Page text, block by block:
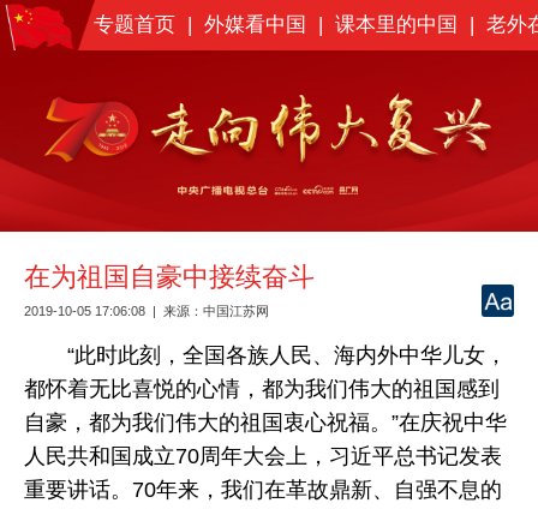
专题首页 |外媒看中国 |课本里的中国 |老外
在为祖国自豪中接续奋斗
2019-10-05 17:06:08| 来源： 中国江苏网
“此时此刻，全国各族人民、海内外中华儿女，
都怀着无比喜悦的心情，都为我们伟大的祖国感到
自豪，都为我们伟大的祖国衷心祝福。”在庆祝中华
人民共和国成立70周年大会上，习近平总书记发表
重要讲话。70年来，我们在革故鼎新、自强不息的